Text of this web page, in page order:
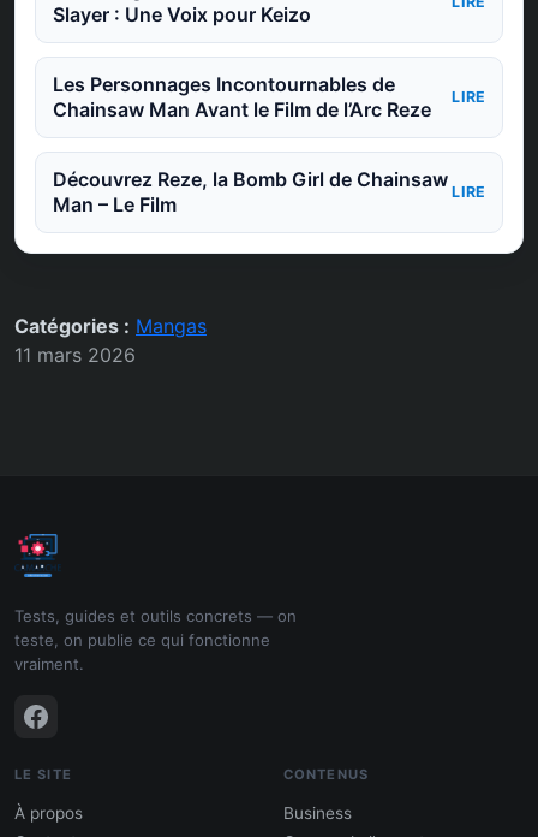
Slayer : Une Voix pour Keizo
Les Personnages Incontournables de
Chainsaw Man Avant le Film de l’Arc Reze
LIRE
Découvrez Reze, la Bomb Girl de Chainsaw
Man – Le Film
LIRE
Catégories : Mangas
11 mars 2026
Tests, guides et outils concrets — on
teste, on publie ce qui fonctionne
vraiment.
LE SITE
À propos
CONTENUS
Business